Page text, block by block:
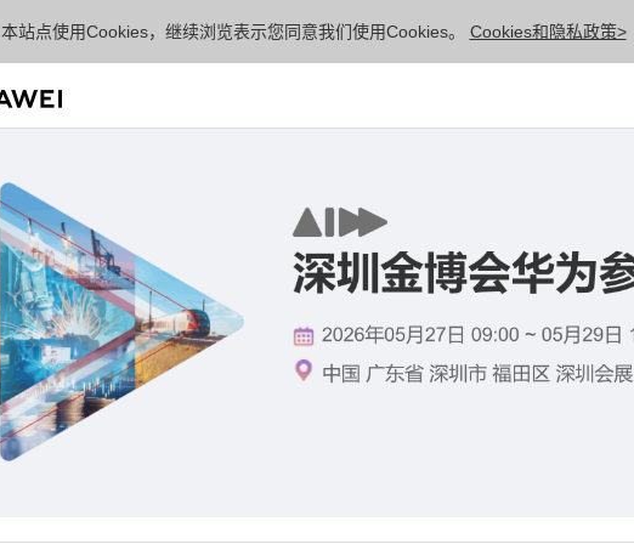
本站点使用Cookies，继续浏览表示您同意我们使用Cookies。 Cookies和隐私政策>